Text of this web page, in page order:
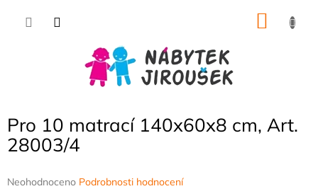
Pro 10 matrací 140x60x8 cm, Art.
28003/4
Průměrné
Neohodnoceno Podrobnosti hodnocení